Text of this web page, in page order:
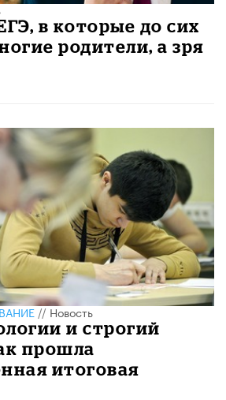
в которые до сих
родители, а зря
//Новость
и строгий
прошла
итоговая